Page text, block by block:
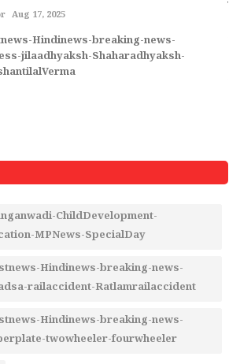
Jun 16, 2026
Hindinews-breaking-news-
hatkichauki-Muharram2026-tajiya
ChildDevelopment-
MPNews-SpecialDay
Hindinews-breaking-news-
railaccident-Ratlamrailaccident
Hindinews-breaking-news-
twowheeler-fourwheeler